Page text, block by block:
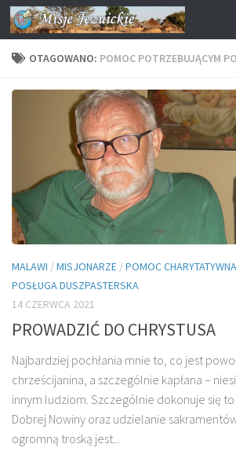
Przejdź do treści
OTAGOWANO: POMOC POTRZEBUJĄCYM
MALAWI /MISJONARZE /POMOC CHARYTATYWNA
POSŁUGA DUSZPASTERSKA
14 CZERWCA 2021
PROWADZIĆ DO CHRYSTUSA
Najbardziej pochłania mnie to, co jest
chrześcijanina, a szczególnie kapłana –
innym ludziom. Szczególnie dokonuje się
Dobrej Nowiny oraz udzielanie
ogromną troską jest...